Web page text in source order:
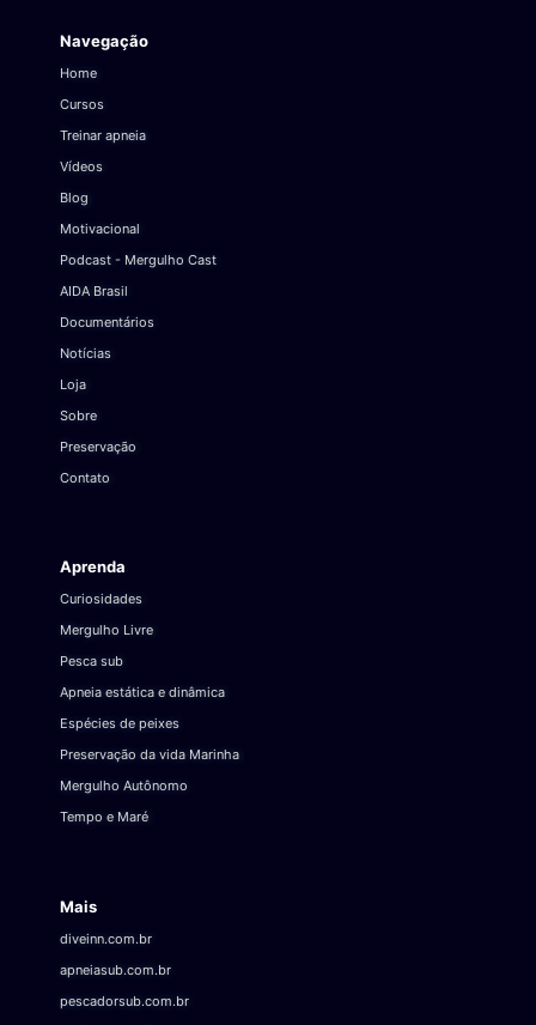
Navegação
Home
Cursos
Treinar apneia
Vídeos
Blog
Motivacional
Podcast - Mergulho Cast
AIDA Brasil
Documentários
Notícias
Loja
Sobre
Preservação
Contato
Aprenda
Curiosidades
Mergulho Livre
Pesca sub
Apneia estática e dinâmica
Espécies de peixes
Preservação da vida Marinha
Mergulho Autônomo
Tempo e Maré
Mais
diveinn.com.br
apneiasub.com.br
pescadorsub.com.br